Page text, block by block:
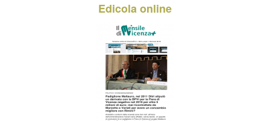
Edicola online